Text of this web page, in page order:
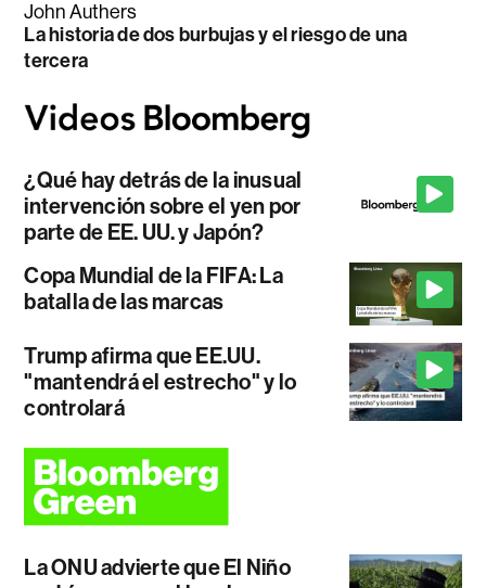
John Authers
La historia de dos burbujas y el riesgo de una
tercera
¿Qué hay detrás de la inusual
intervención sobre el yen por
parte de EE. UU. y Japón?
Copa Mundial de la FIFA: La
batalla de las marcas
Trump afirma que EE.UU.
"mantendrá el estrecho" y lo
controlará
La ONU advierte que El Niño